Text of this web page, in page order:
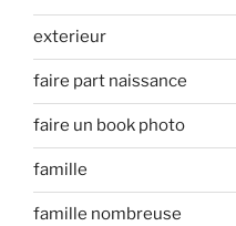
exterieur
faire part naissance
faire un book photo
famille
famille nombreuse